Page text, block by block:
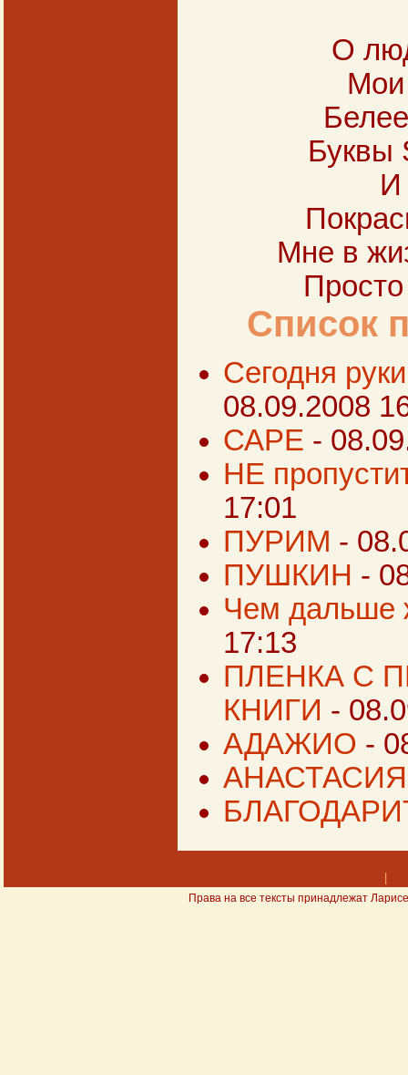
О
Мои
Буквы
И
Мне в
Список
Сегодня
08.09.2008
САРЕ -
НЕ
17:01
ПУРИМ -
ПУШКИН -
Чем дальше
17:13
ПЛЕНКА С
КНИГИ -
АДАЖИО -
АНАСТАСИЯ
Права на все тексты принадлежат